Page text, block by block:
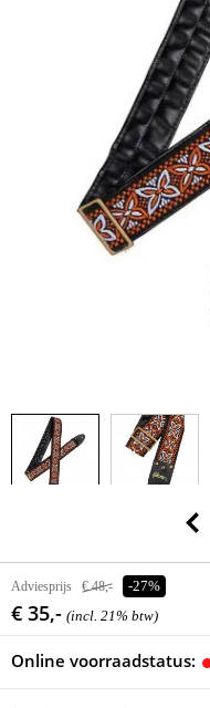
Adviesprijs € 48,- -27%
€ 35,- (incl. 21% btw)
Online voorraadstatus: